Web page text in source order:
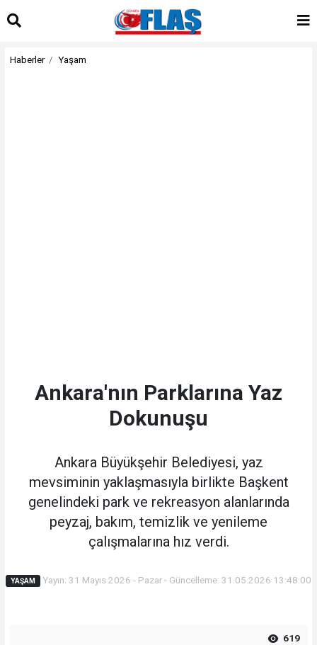
Haberler Yaşam
Ankara'nın Parklarına Yaz
Dokunuşu
Ankara Büyükşehir Belediyesi, yaz
mevsiminin yaklaşmasıyla birlikte Başkent
genelindeki park ve rekreasyon alanlarında
peyzaj, bakım, temizlik ve yenileme
çalışmalarına hız verdi.
YAŞAM Yayın: 31 Mayıs 2026 - Pazar - Güncelleme: 31.05.2026 13:48:00
619